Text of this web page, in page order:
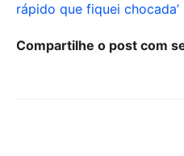
rápido que fiquei chocada’
Compartilhe o post com